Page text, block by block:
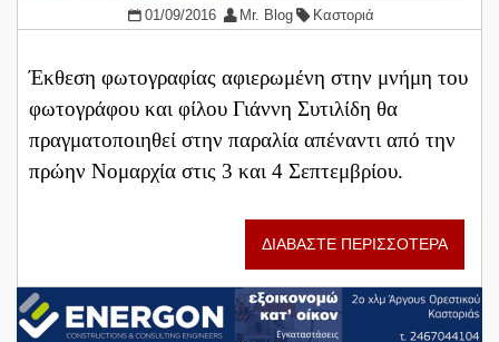
01/09/2016 Mr. Blog Καστοριά
Έκθεση φωτογραφίας αφιερωμένη στην μνήμη του
φωτογράφου και φίλου Γιάννη Συτιλίδη θα
πραγματοποιηθεί στην παραλία απέναντι από την
πρώην Νομαρχία στις 3 και 4 Σεπτεμβρίου.
ΔΙΑΒΑΣΤΕ ΠΕΡΙΣΣΟΤΕΡΑ